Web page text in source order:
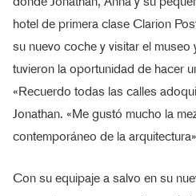
hotel de primera clase Clarion
su nuevo coche y visitar el museo
tuvieron la oportunidad de hacer
«Recuerdo todas las calles
Jonathan. «Me gustó mucho la
contemporáneo de la
Con su equipaje a salvo en su